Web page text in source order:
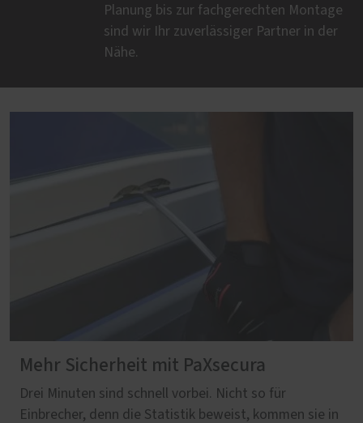
Planung bis zur fachgerechten Montage
sind wir Ihr zuverlässiger Partner in der
Nähe.
Mehr Sicherheit mit PaXsecura
Drei Minuten sind schnell vorbei. Nicht so für
Einbrecher, denn die Statistik beweist, kommen sie in